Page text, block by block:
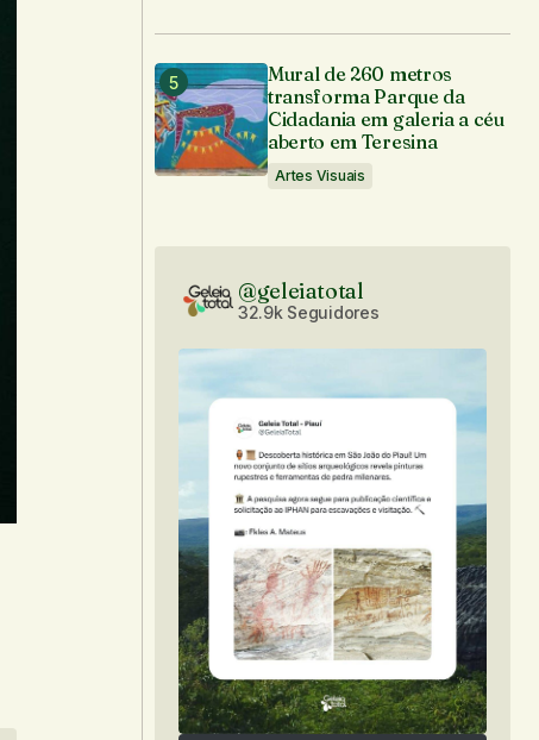
Mural de 260 metros
transforma Parque da
Cidadania em galeria a céu
aberto em Teresina
Artes Visuais
@geleiatotal
32.9k Seguidores